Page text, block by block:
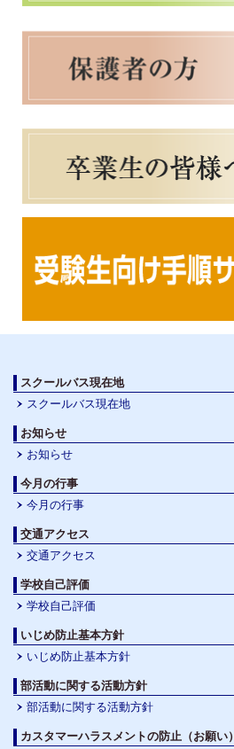
スクールバス現在地
スクールバス現在地
お知らせ
お知らせ
今月の行事
今月の行事
交通アクセス
交通アクセス
学校自己評価
学校自己評価
いじめ防止基本方針
いじめ防止基本方針
部活動に関する活動方針
部活動に関する活動方針
カスタマーハラスメントの防止（お願い）